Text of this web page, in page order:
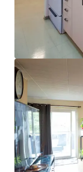
Habitation /